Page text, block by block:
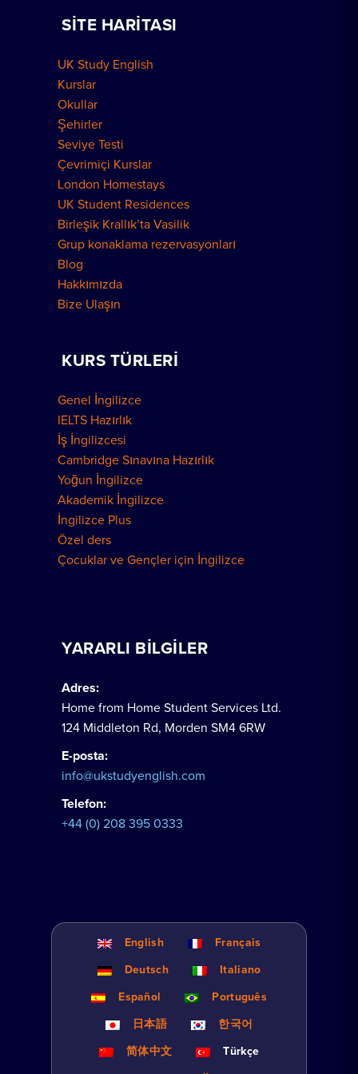
Grup Rezervasyonları
Nasıl Rezervasyon Yapılır
Londra Konutları
SITE HARITASI
UK Study English
Kurslar
Okullar
Şehirler
Seviye Testi
Çevrimiçi Kurslar
London Homestays
UK Student Residences
Birleşik Krallık’ta Vasilik
Grup konaklama rezervasyonları
Blog
Hakkımızda
Bize Ulaşın
KURS TÜRLERI
Genel İngilizce
IELTS Hazırlık
İş İngilizcesi
Cambridge Sınavına Hazırlık
Yoğun İngilizce
Akademik İngilizce
İngilizce Plus
Özel ders
Çocuklar ve Gençler için İngilizce
YARARLI BILGILER
Adres:
Home from Home Student Services Ltd.
124 Middleton Rd, Morden SM4 6RW
E-posta:
info@ukstudyenglish.com
Telefon:
+44 (0) 208 395 0333
English
Français
Deutsch
Italiano
Español
Português
日本語
한국어
简体中文
Türkçe